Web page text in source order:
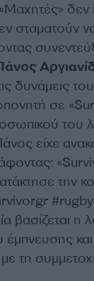
«Μαχητές»
σταματούν
δυνάμεις
σε
του
είχε
την
βασίζεται η
έμπνευσης
τη